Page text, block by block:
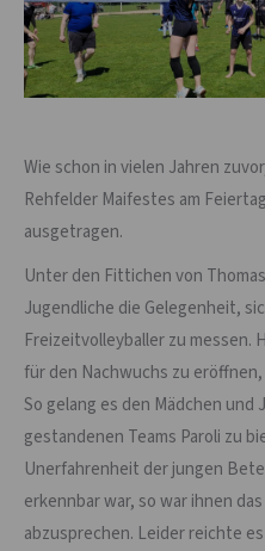
Wie schon in vielen Jahren
Rehfelder Maifestes am
ausgetragen.
Unter den Fittichen von
Jugendliche die Gelegenheit,
Freizeitvolleyballer zu messen.
für den Nachwuchs zu
So gelang es den Mädchen und
gestandenen Teams Paroli zu
Unerfahrenheit der jungen
erkennbar war, so war ihnen
abzusprechen. Leider reichte